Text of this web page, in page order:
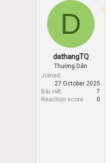
t
r
a
e
D
dathangTQ
Thường Dân
Joined
27 October 2025
Bài viết
7
Reaction score
0